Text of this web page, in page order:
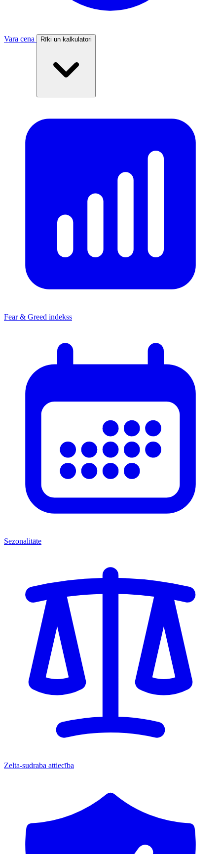
Vara cena Rīki un kalkulatori
Fear & Greed indekss
Sezonalitāte
Zelta-sudraba attiecība